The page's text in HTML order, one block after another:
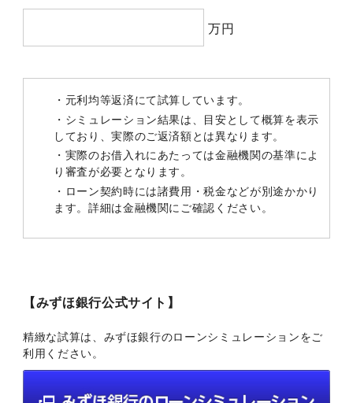
万円
・元利均等返済にて試算しています。
・シミュレーション結果は、目安として概算を表示
しており、実際のご返済額とは異なります。
・実際のお借入れにあたっては金融機関の基準によ
り審査が必要となります。
・ローン契約時には諸費用・税金などが別途かかり
ます。詳細は金融機関にご確認ください。
【みずほ銀行公式サイト】
精緻な試算は、みずほ銀行のローンシミュレーションをご
利用ください。